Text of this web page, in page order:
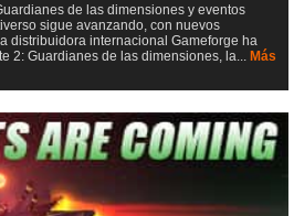
de las dimensiones y eventos
sigue avanzando, con nuevos
distribuidora internacional Gameforge ha
2: Guardianes de las dimensiones, la... Más